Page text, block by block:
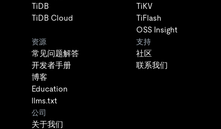
TiDB
TiDB Cloud
TiKV
TiFlash
OSS Insight
资源
常见问题解答
开发者手册
博客
Education
llms.txt
支持
社区
联系我们
公司
关于我们